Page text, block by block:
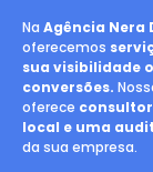
Na Agência Nera
oferecemos
sua visibilidade
conversões.
oferece
local e uma
da sua empresa.